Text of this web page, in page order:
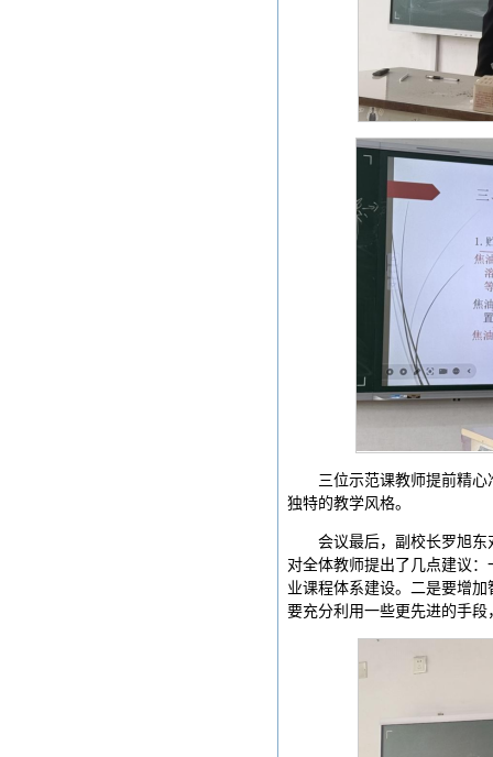
三位示范课教师提前精
独特的教学风格。
会议最后，副校长罗旭
对全体教师提出了几点建议
业课程体系建设。二是要增
要充分利用一些更先进的手